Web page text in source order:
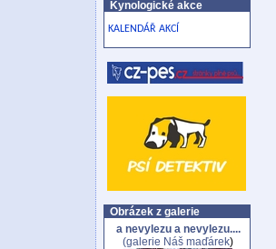
Kynologické akce
KALENDÁŘ AKCÍ
Obrázek z galerie
a nevylezu a nevylezu....
(galerie Náš maďárek)